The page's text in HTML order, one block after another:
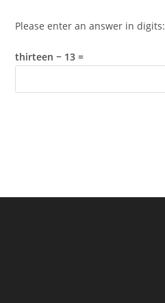
Please enter an answer in digits:
thirteen − 13 =